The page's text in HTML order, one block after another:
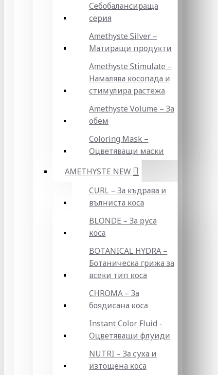
Себобалансираща
серия
Amethyste Silver –
Матиращи продукти
Amethyste Stimulate –
Намалява косопада и
стимулира растежа
Amethyste Volume – За
обем
Coloring Mask –
Оцветяващи маски
AMETHYSTE NEW
CURL – За къдрава и
вълниста коса
BLONDE – За руса
коса
BOTANICAL HYDRA –
Ботаническа грижа за
всеки тип коса
CHROMA – За
боядисана коса
Instant Color Fluid -
Оцветяващи флуиди
NUTRI – За суха и
изтощена коса